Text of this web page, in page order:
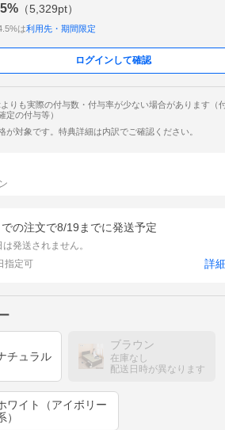
5% （5,329pt）
は利用先・期間限定
ログインして確認
りも実際の付与数・付与率が少ない場合があります（
定の付与等）
が対象です。特典詳細は内訳でご確認ください。
の注文で8/19までに発送予定
発送されません。
指定可
詳
チュラル
ブラウン
在庫なし
配送日時が異なります
ワイト（アイボリー
）